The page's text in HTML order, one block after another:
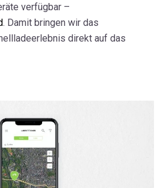
verfügbar –
. Damit bringen wir das
direkt auf das